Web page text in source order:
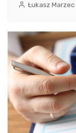
Łukasz Marzec